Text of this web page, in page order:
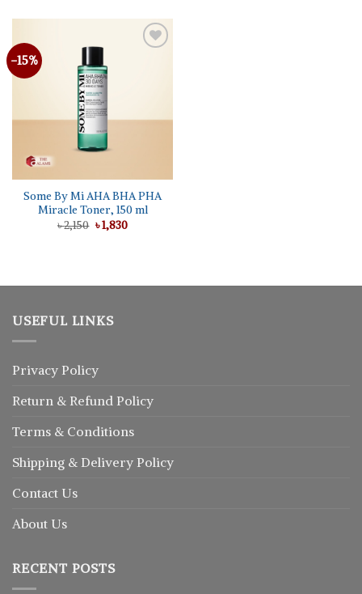
-15%
Some By Mi AHA BHA PHA
Miracle Toner, 150 ml
৳2,150 Original
price
৳1,830Current
USEFUL LINKS
Privacy Policy
Return & Refund Policy
Terms & Conditions
Shipping & Delivery Policy
Contact Us
About Us
RECENT POSTS